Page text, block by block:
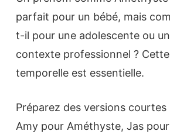
parfait pour un bébé, mais
t-il pour une adolescente ou
contexte professionnel ?
temporelle est essentielle.
Préparez des versions courtes
Amy pour Améthyste, Jas